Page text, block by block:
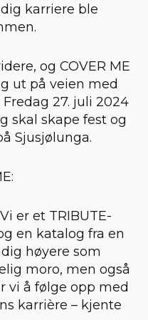
karriere ble
og COVER ME
ut på veien med
27. juli 2024
skal skape fest og
Sjusjølunga.
er et TRIBUTE-
en katalog fra en
høyere som
moro, men også
vi å følge opp med
karrière – kjente